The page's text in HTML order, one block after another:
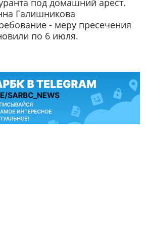
под домашний арест.
Галишникова
- меру пресечения
по 6 июля.